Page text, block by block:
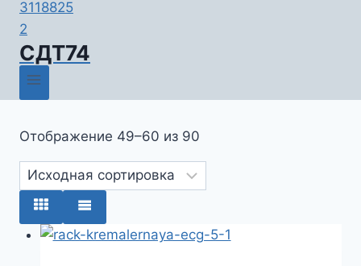
СДТ74
Отображение 49–60 из 90